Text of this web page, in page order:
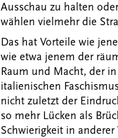
Ausschau zu halten
wählen vielmehr die
Das hat Vorteile wie
wie etwa jenem der
Raum und Macht, der
italienischen
nicht zuletzt der
so mehr Lücken als
Schwierigkeit in